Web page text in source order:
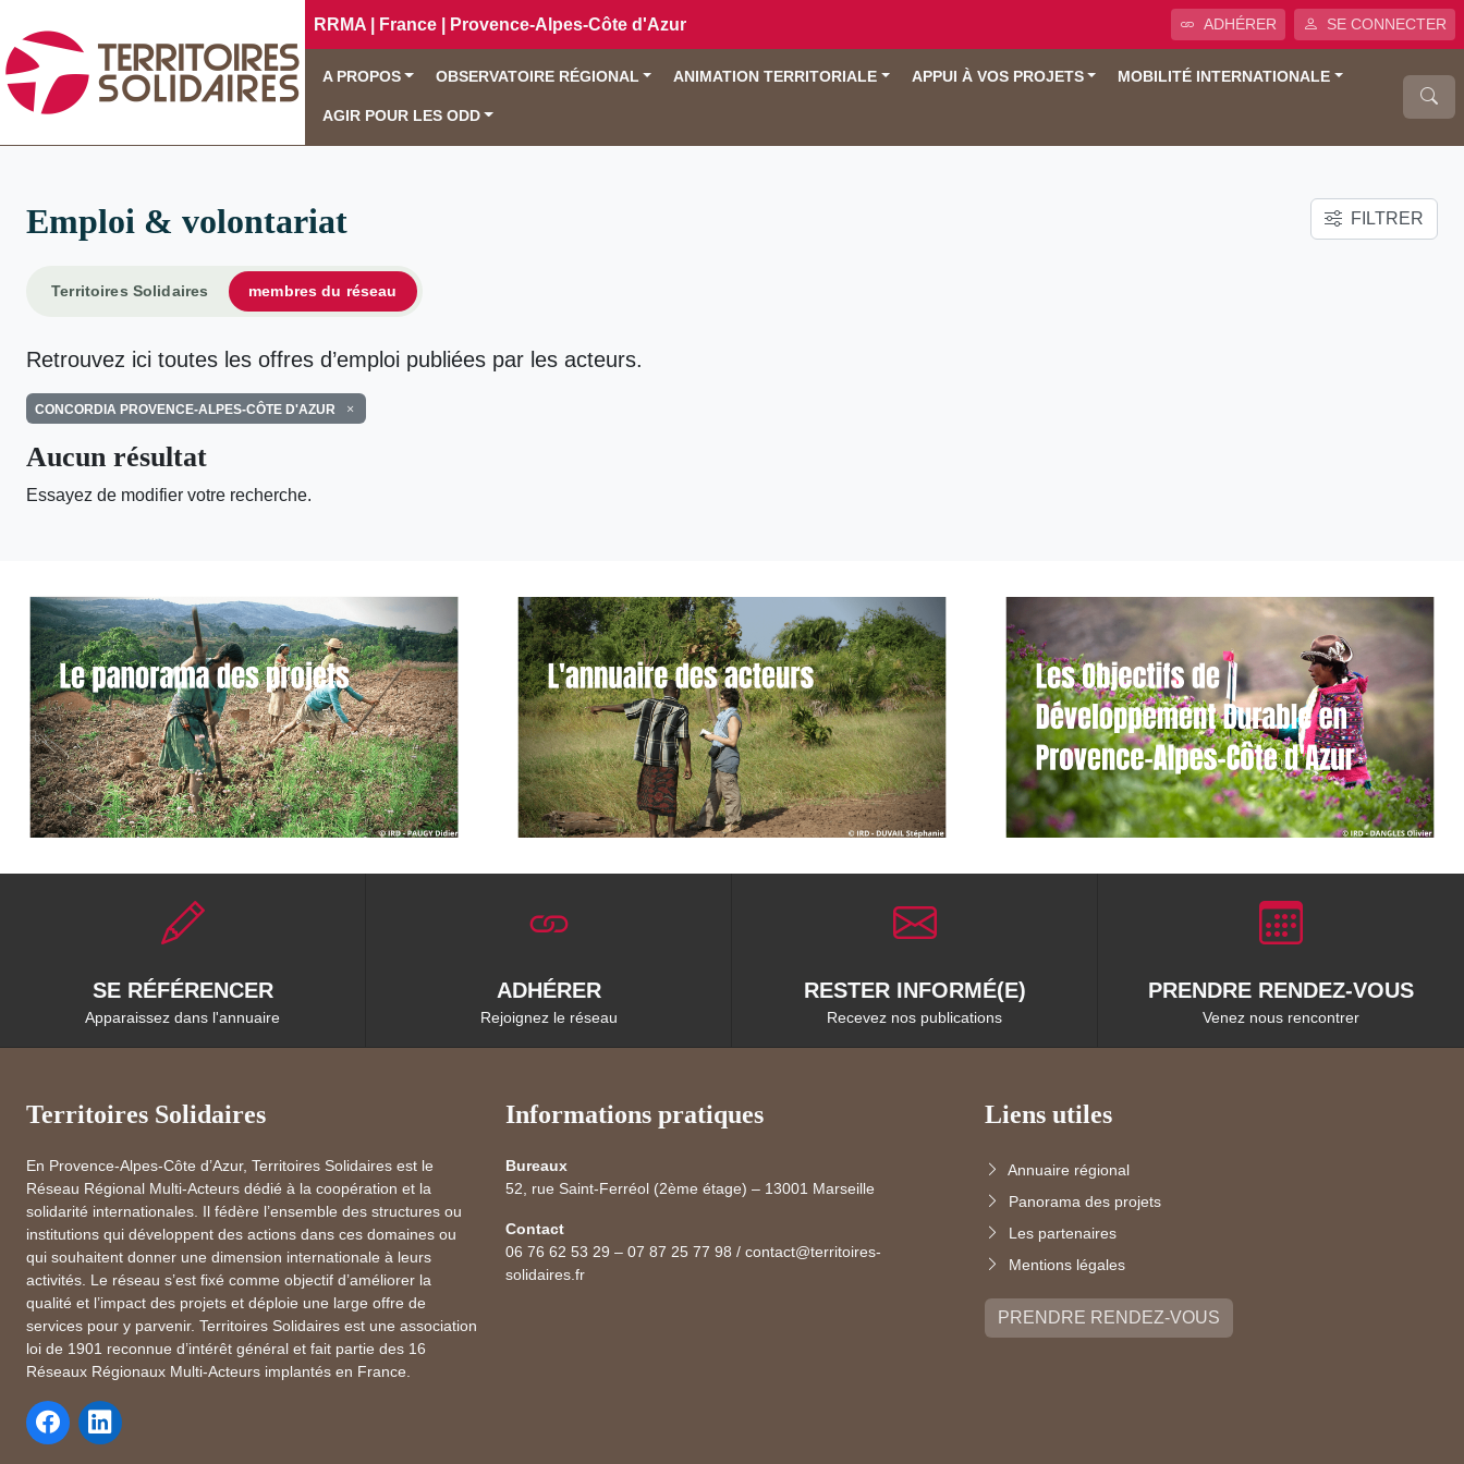
RRMA | France | Provence-Alpes-Côte d'Azur ADHÉRER SE CONNECTER
A PROPOS OBSERVATOIRE RÉGIONAL ANIMATION TERRITORIALE APPUI À VOS PROJETS MOBILITÉ INTERNATIONALE
AGIR POUR LES ODD
Emploi & volontariat FILTRER
Territoires Solidaires membres du réseau
Retrouvez ici toutes les offres d’emploi publiées par les acteurs.
CONCORDIA PROVENCE-ALPES-CÔTE D'AZUR
Aucun résultat
Essayez de modifier votre recherche.
SE RÉFÉRENCER
Apparaissez dans l'annuaire
ADHÉRER
Rejoignez le réseau
RESTER INFORMÉ(E)
Recevez nos publications
PRENDRE RENDEZ-VOUS
Venez nous rencontrer
Territoires Solidaires
En Provence-Alpes-Côte d’Azur, Territoires Solidaires est le
Réseau Régional Multi-Acteurs dédié à la coopération et la
solidarité internationales. Il fédère l’ensemble des structures ou
institutions qui développent des actions dans ces domaines ou
qui souhaitent donner une dimension internationale à leurs
activités. Le réseau s’est fixé comme objectif d’améliorer la
qualité et l’impact des projets et déploie une large offre de
services pour y parvenir. Territoires Solidaires est une association
loi de 1901 reconnue d’intérêt général et fait partie des 16
Réseaux Régionaux Multi-Acteurs implantés en France.
Informations pratiques
Bureaux
52, rue Saint-Ferréol (2ème étage) – 13001 Marseille
Contact
06 76 62 53 29 – 07 87 25 77 98 / contact@territoires-
solidaires.fr
Liens utiles
Annuaire régional
Panorama des projets
Les partenaires
Mentions légales
PRENDRE RENDEZ-VOUS